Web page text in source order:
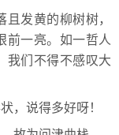
发黄的柳树树，
前一亮。如一哲人
我们不得不感叹大
说得多好呀！